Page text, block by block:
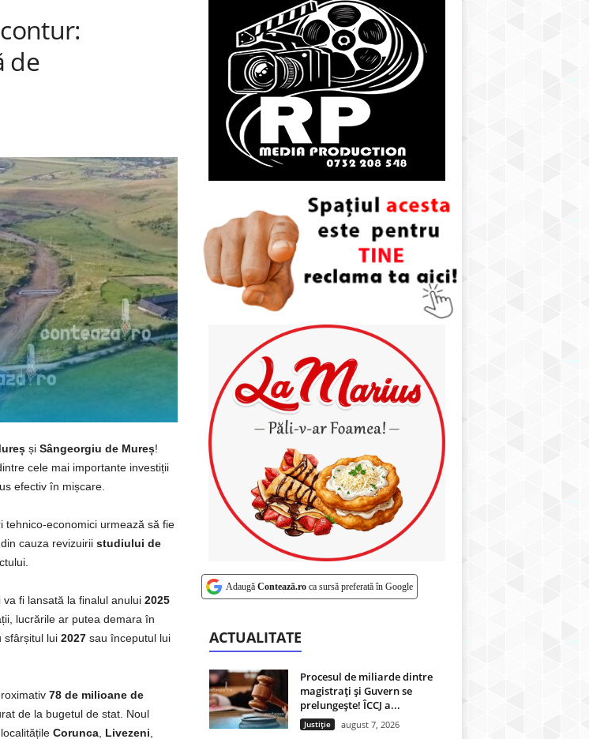
de
și Sângeorgiu de Mureș!
cele mai importante investiții
efectiv în mișcare.
tehnico-economici urmează să fie
cauza revizuirii studiului de
fi lansată la finalul anului 2025
lucrările ar putea demara în
sfârșitul lui 2027sau începutul lui
78 de milioane de
de la bugetul de stat. Noul
Corunca, Livezeni
Adaugă Contează.roca sursă preferată în Google
ACTUALITATE
Procesul de miliarde dintre
magistrați și Guvern se
prelungește! ÎCCJ a...
Justiție august 7, 2026